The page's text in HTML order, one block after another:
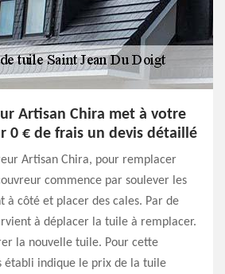
Artisan Chira met à votre
0 € de frais un devis détaillé
Artisan Chira, pour remplacer
commence par soulever les
à côté et placer des cales. Par de
à déplacer la tuile à remplacer.
la nouvelle tuile. Pour cette
établi indique le prix de la tuile